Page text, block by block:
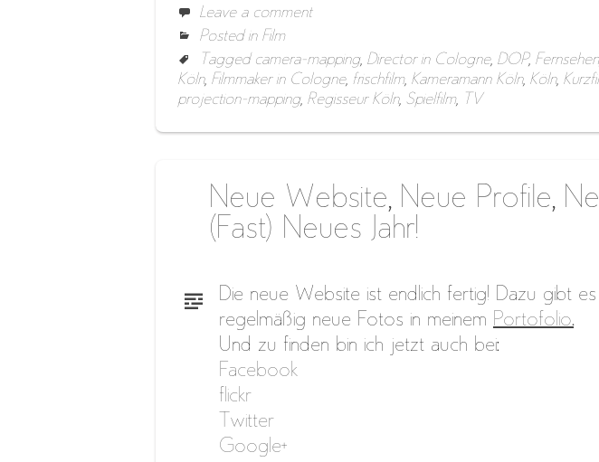
Leave a comment
Posted in Film
Tagged camera-mapping, Director in Cologne, DOP, Fernsehen
Köln, Filmmaker in Cologne, frischfilm, Kameramann Köln, Köln,
projection-mapping, Regisseur Köln, Spielfilm, TV
Neue Website, Neue Profile,
(Fast) Neues Jahr!
Die neue Website ist endlich fertig! Dazu gibt
regelmäßig neue Fotos in meinem Portofolio.
Und zu finden bin ich jetzt auch bei:
Facebook
flickr
Twitter
Google+